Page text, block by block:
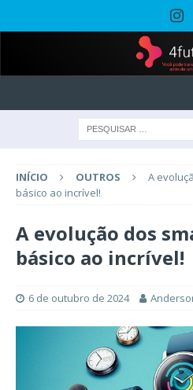
INÍCIO OUTROS
A
básico ao incrível!
A evolução dos
básico ao incrível!
6 de outubro de 2024